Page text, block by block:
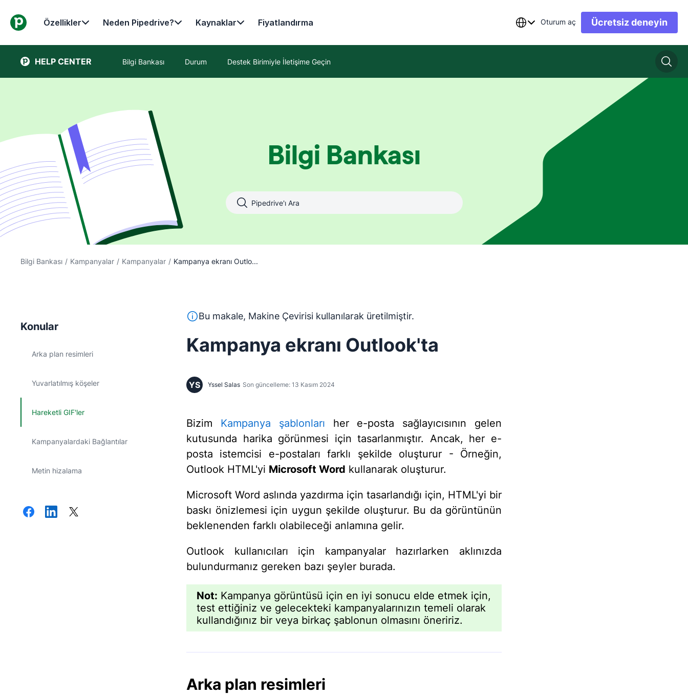
Özellikler Neden Pipedrive? Kaynaklar Fiyatlandırma Oturum aç Ücretsiz deneyin
HELP CENTER Bilgi Bankası Durum Destek Birimiyle İletişime Geçin
Bilgi Bankası
Bilgi Bankası / Kampanyalar / Kampanyalar / Kampanya ekranı Outlo...
Konular
Arka plan resimleri
Yuvarlatılmış köşeler
Hareketli GIF'ler
Kampanyalardaki Bağlantılar
Metin hizalama
Bu metin, İngilizceden Makine Çevirisi aracı kullanılarak çevrilmiştir ve bir insan editör tarafından kontrol edilmemiştir.
Bu makale, Makine Çevirisi kullanılarak üretilmiştir.
Kampanya ekranı Outlook'ta
YS Yssel Salas Son güncelleme: 13 Kasım 2024
Bizim Kampanya şablonları her e-posta sağlayıcısının gelen
kutusunda harika görünmesi için tasarlanmıştır. Ancak, her e-
posta istemcisi e-postaları farklı şekilde oluşturur - Örneğin,
Outlook HTML'yi Microsoft Word kullanarak oluşturur.
Microsoft Word aslında yazdırma için tasarlandığı için, HTML'yi bir
baskı önizlemesi için uygun şekilde oluşturur. Bu da görüntünün
beklenenden farklı olabileceği anlamına gelir.
Outlook kullanıcıları için kampanyalar hazırlarken aklınızda
bulundurmanız gereken bazı şeyler burada.
Not: Kampanya görüntüsü için en iyi sonucu elde etmek için,
test ettiğiniz ve gelecekteki kampanyalarınızın temeli olarak
kullandığınız bir veya birkaç şablonun olmasını öneririz.
Arka plan resimleri